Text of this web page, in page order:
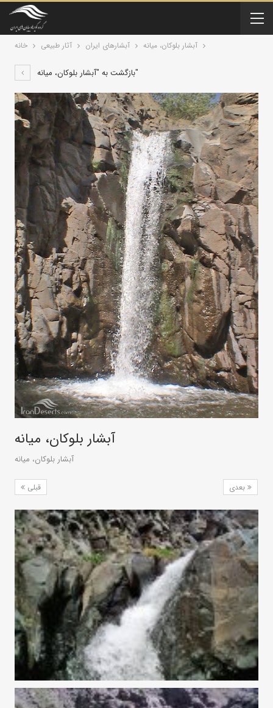
خانه آثار طبیعی آبشارهای ایران آبشار بلوکان، میانه
بازگشت به "آبشار بلوکان، میانه"
آبشار بلوکان، میانه
آبشار بلوکان، میانه
قبلی